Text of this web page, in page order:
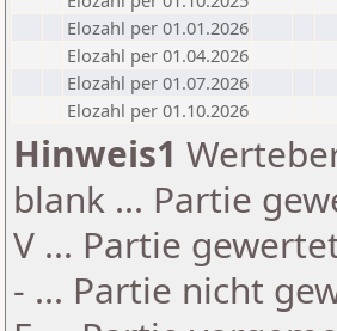
Elozahl per 01.01.2026
Elozahl per 01.04.2026
Elozahl per 01.07.2026
Elozahl per 01.10.2026
Hinweis1
blank ... Partie
V ... Partie
- ... Partie nicht